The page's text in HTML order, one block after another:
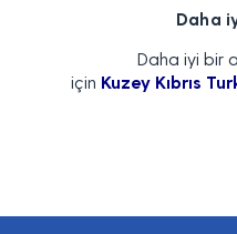
Daha
Daha iyi bir
için Kuzey Kıbrıs